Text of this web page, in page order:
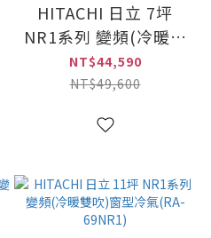
HITACHI 日立 7坪
NR1系列 變頻(冷暖雙
吹)窗型冷氣(RA-
50NR1)
NT$44,590
NT$49,600